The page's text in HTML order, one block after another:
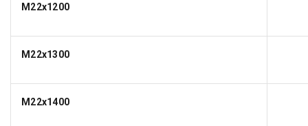
M22x1200
M22x1300
M22x1400